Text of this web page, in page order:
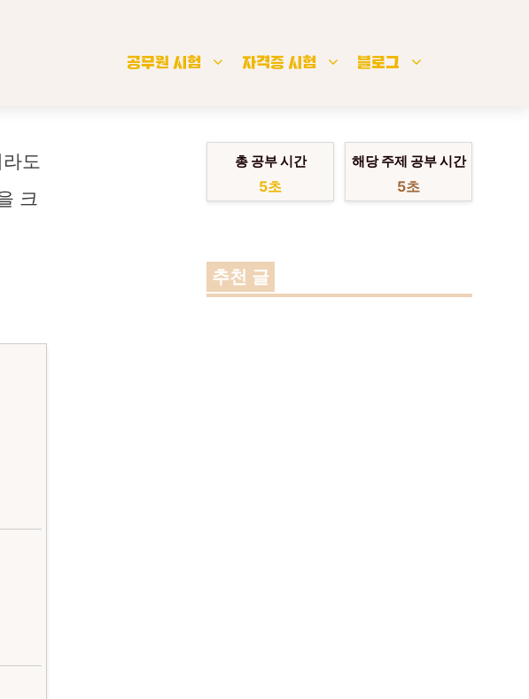
공무원 시험 자격증 시험 블로그
도
크
총 공부 시간
6초
해당 주제 공부 시간
6초
추천 글